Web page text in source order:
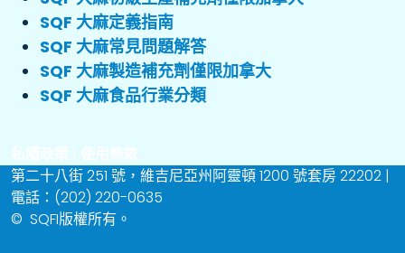
SQF 大麻定義指南
SQF 大麻常見問題解答
SQF 大麻製造補充劑僅限加拿大
SQF 大麻食品行業分類
私隱政策 | 使用條款
第二十八街 251 號，維吉尼亞州阿靈頓 1200 號套房 22202 |
電話：(202) 220-0635
© SQFI版權所有。